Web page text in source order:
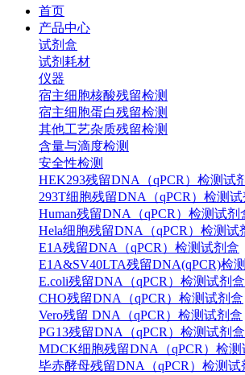
首页
产品中心
试剂盒
试剂耗材
仪器
宿主细胞核酸残留检测
宿主细胞蛋白残留检测
其他工艺杂质残留检测
含量与滴度检测
安全性检测
HEK293残留DNA（qPCR）检测试
293T细胞残留DNA（qPCR）检测试
Human残留DNA（qPCR）检测试剂
Hela细胞残留DNA（qPCR）检测试
E1A残留DNA（qPCR）检测试剂盒
E1A&SV40LTA残留DNA(qPCR)检
E.coli残留DNA（qPCR）检测试剂盒
CHO残留DNA（qPCR）检测试剂盒
Vero残留 DNA（qPCR）检测试剂盒
PG13残留DNA（qPCR）检测试剂盒
MDCK细胞残留DNA（qPCR）检测
毕赤酵母残留DNA（qPCR）检测试